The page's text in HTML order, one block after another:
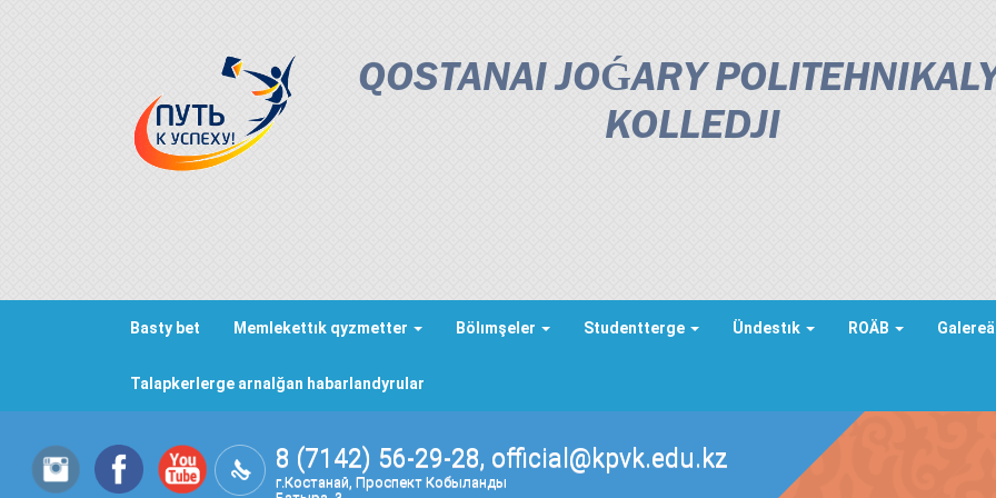
QOSTANAI JOǴARY
KOLLEDJІ
Basty bet Memlekettık qyzmetter Bölımşeler Studentterge Ündestık ROÄB Galereä
Talapkerlerge arnalğan habarlandyrular
8 (7142) 56-29-28, official@kpvk.edu.kz
г.Костанай, Проспект Кобыланды